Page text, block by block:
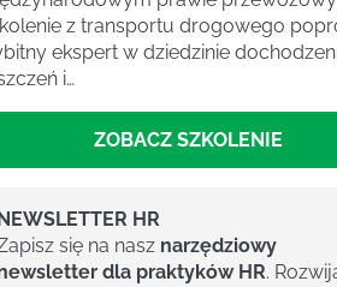
z transportu drogowego
ekspert w dziedzinie
i…
ZOBACZ SZKOLENIE
HR
się na nasz narzędziowy
dla praktyków HR.